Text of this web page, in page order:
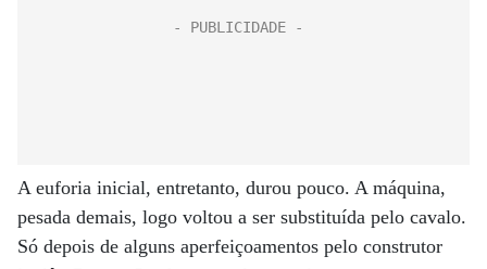
A euforia inicial, entretanto, durou pouco. A máquina,
pesada demais, logo voltou a ser substituída pelo cavalo.
Só depois de alguns aperfeiçoamentos pelo construtor